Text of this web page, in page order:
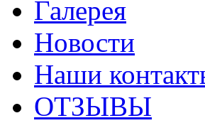
Галерея
Новости
Наши
ОТЗЫВЫ